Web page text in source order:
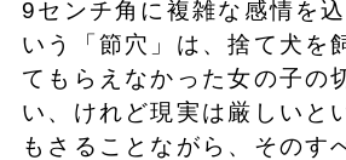
9センチ角に複雑な感情を
いう「節穴」は、捨て犬を
てもらえなかった女の子の
い、けれど現実は厳しいと
もさることながら、そのす